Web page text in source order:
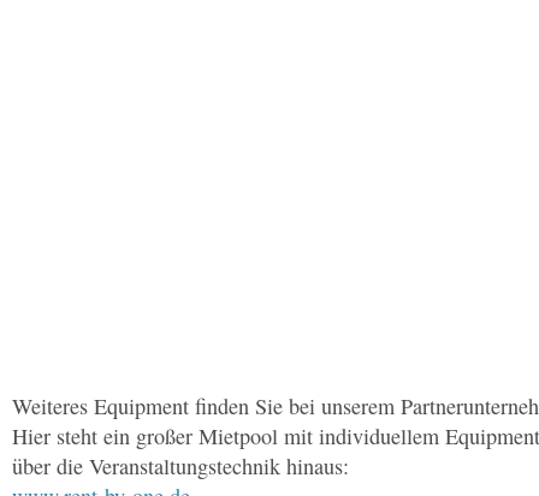
Weiteres Equipment finden Sie bei unserem
Hier steht ein großer Mietpool mit individuellem
über die Veranstaltungstechnik hinaus: